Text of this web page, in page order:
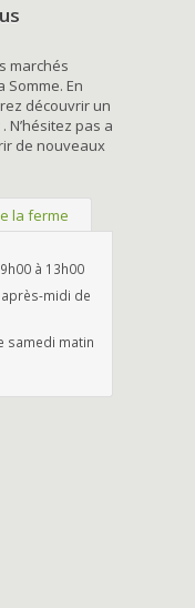
marchés
En
découvrir un
pas a
de nouveaux
la ferme
à 13h00
midi de
samedi matin